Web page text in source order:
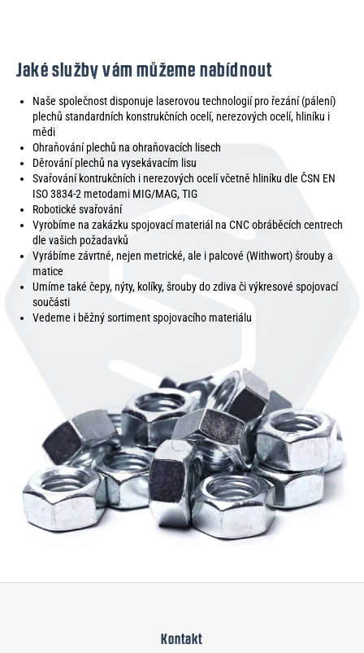
Jaké služby vám můžeme nabídnout
Naše společnost disponuje laserovou technologií pro řezání (pálení)
plechů standardních konstrukčních ocelí, nerezových ocelí, hliníku i
mědi
Ohraňování plechů na ohraňovacích lisech
Děrování plechů na vysekávacím lisu
Svařování kontrukčních i nerezových ocelí včetně hliníku dle ČSN EN
ISO 3834-2 metodami MIG/MAG, TIG
Robotické svařování
Vyrobíme na zakázku spojovací materiál na CNC obráběcích centrech
dle vašich požadavků
Vyrábíme závrtné, nejen metrické, ale i palcové (Withwort) šrouby a
matice
Umíme také čepy, nýty, kolíky, šrouby do zdiva či výkresové spojovací
součásti
Vedeme i běžný sortiment spojovacího materiálu
Kontakt